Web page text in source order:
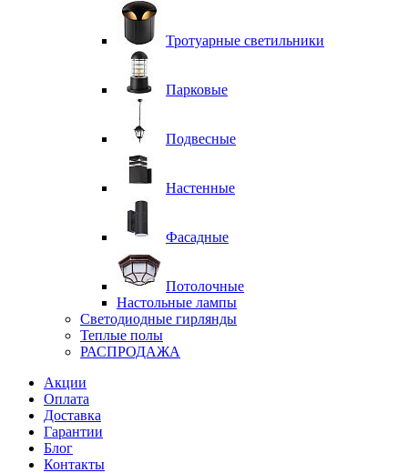
Тротуарные светильники
Парковые
Подвесные
Настенные
Фасадные
Потолочные
Настольные лампы
Светодиодные гирлянды
Теплые полы
РАСПРОДАЖА
Акции
Оплата
Доставка
Гарантии
Блог
Контакты